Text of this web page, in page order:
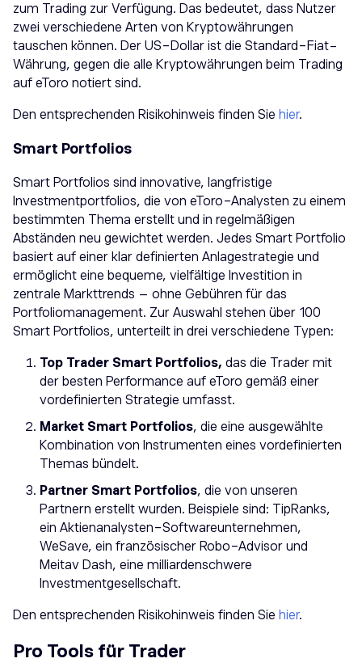
zum Trading zur Verfügung. Das bedeutet, dass Nutzer
zwei verschiedene Arten von Kryptowährungen
tauschen können. Der US-Dollar ist die Standard-Fiat-
Währung, gegen die alle Kryptowährungen beim Trading
auf eToro notiert sind.
Den entsprechenden Risikohinweis finden Sie hier.
Smart Portfolios
Smart Portfolios sind innovative, langfristige
Investmentportfolios, die von eToro-Analysten zu einem
bestimmten Thema erstellt und in regelmäßigen
Abständen neu gewichtet werden. Jedes Smart Portfolio
basiert auf einer klar definierten Anlagestrategie und
ermöglicht eine bequeme, vielfältige Investition in
zentrale Markttrends – ohne Gebühren für das
Portfoliomanagement. Zur Auswahl stehen über 100
Smart Portfolios, unterteilt in drei verschiedene Typen:
Top Trader Smart Portfolios, das die Trader mit
der besten Performance auf eToro gemäß einer
vordefinierten Strategie umfasst.
Market Smart Portfolios, die eine ausgewählte
Kombination von Instrumenten eines vordefinierten
Themas bündelt.
Partner Smart Portfolios, die von unseren
Partnern erstellt wurden. Beispiele sind: TipRanks,
ein Aktienanalysten-Softwareunternehmen,
WeSave, ein französischer Robo-Advisor und
Meitav Dash, eine milliardenschwere
Investmentgesellschaft.
Den entsprechenden Risikohinweis finden Sie hier.
Pro Tools für Trader